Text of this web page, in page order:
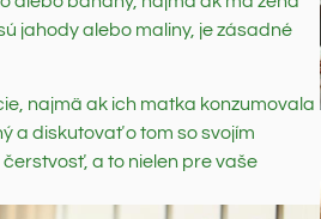
jahody alebo maliny, je zásadné
najmä ak ich matka konzumovala
a diskutovať o tom so svojím
a to nielen pre vaše